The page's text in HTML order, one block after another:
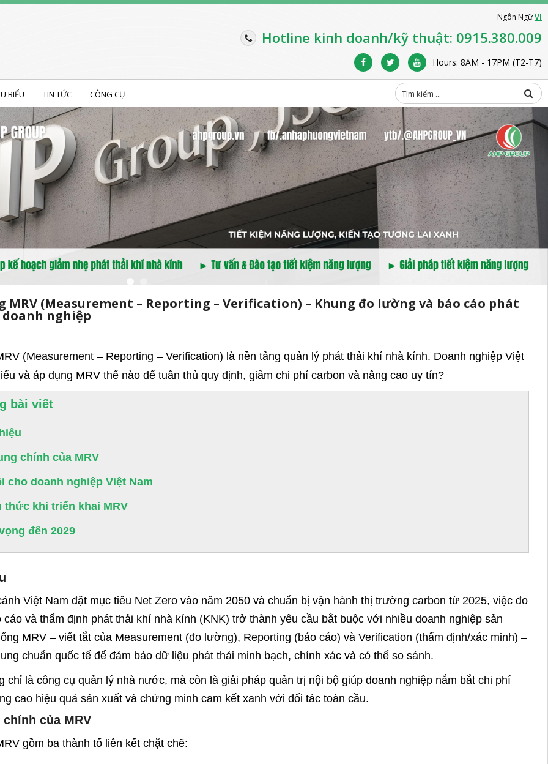
Ngôn NgữVI
Hotline kinh doanh/kỹ thuật: 0915.380.009
Hours: 8AM - 17PM (T2-T7)
BIỂU TIN TỨC CÔNG CỤ
MRV (Measurement – Reporting – Verification) – Khung đo lường và báo cáo phát
nghiệp
(Measurement – Reporting – Verification) là nền tảng quản lý phát thải khí nhà kính. Doanh nghiệp Việt
và áp dụng MRV thế nào để tuân thủ quy định, giảm chi phí carbon và nâng cao uy tín?
bài viết
chính của MRV
cho doanh nghiệp Việt Nam
thức khi triển khai MRV
đến 2029
Việt Nam đặt mục tiêu Net Zero vào năm 2050 và chuẩn bị vận hành thị trường carbon từ 2025, việc đo
cáo và thẩm định phát thải khí nhà kính (KNK) trở thành yêu cầu bắt buộc với nhiều doanh nghiệp sản
MRV – viết tắt của Measurement (đo lường), Reporting (báo cáo) và Verification (thẩm định/xác minh) –
chuẩn quốc tế để đảm bảo dữ liệu phát thải minh bạch, chính xác và có thể so sánh.
chỉ là công cụ quản lý nhà nước, mà còn là giải pháp quản trị nội bộ giúp doanh nghiệp nắm bắt chi phí
cao hiệu quả sản xuất và chứng minh cam kết xanh với đối tác toàn cầu.
của MRV
gồm ba thành tố liên kết chặt chẽ: